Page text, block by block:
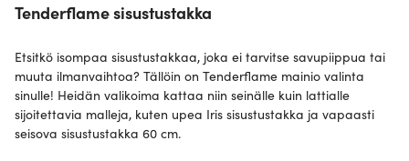
Tenderflame sisustustakka
Etsitkö isompaa sisustustakkaa, joka ei tarvitse savupiippua tai
muuta ilmanvaihtoa? Tällöin on Tenderflame mainio valinta
sinulle! Heidän valikoima kattaa niin seinälle kuin lattialle
sijoitettavia malleja, kuten upea Iris sisustustakka ja vapaasti
seisova sisustustakka 60 cm.